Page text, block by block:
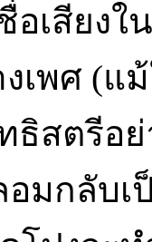
อเสียง
เพศ (แ
สตรีอ
มกลับเ